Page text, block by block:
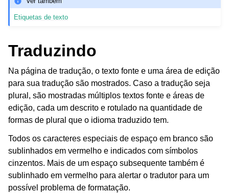
Etiquetas de texto
Traduzindo
Na página de tradução, o texto fonte e uma área de edição
para sua tradução são mostrados. Caso a tradução seja
plural, são mostradas múltiplos textos fonte e áreas de
edição, cada um descrito e rotulado na quantidade de
formas de plural que o idioma traduzido tem.
Todos os caracteres especiais de espaço em branco são
sublinhados em vermelho e indicados com símbolos
cinzentos. Mais de um espaço subsequente também é
sublinhado em vermelho para alertar o tradutor para um
possível problema de formatação.